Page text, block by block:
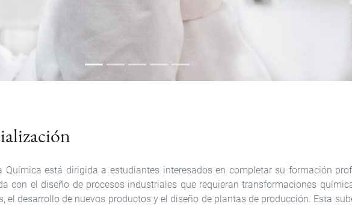
Química está dirigida a estudiantes interesados en completar su formación
con el diseño de procesos industriales que requieran transformaciones
el desarrollo de nuevos productos y el diseño de plantas de producción. Esta